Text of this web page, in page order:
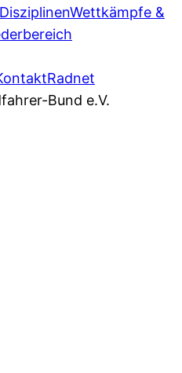
DisziplinenWettkämpfe &
Radnet
Bund e.V.